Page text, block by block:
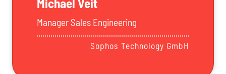
Michael Veit
Manager Sales Engineering
Sophos Technology GmbH